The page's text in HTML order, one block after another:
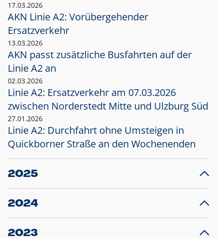
17.03.2026
AKN Linie A2: Vorübergehender
Ersatzverkehr
13.03.2026
AKN passt zusätzliche Busfahrten auf der
Linie A2 an
02.03.2026
Linie A2: Ersatzverkehr am 07.03.2026
zwischen Norderstedt Mitte und Ulzburg Süd
27.01.2026
Linie A2: Durchfahrt ohne Umsteigen in
Quickborner Straße an den Wochenenden
2025
23.12.2025
Projekt S5: Start der Bauarbeiten am
2024
10.12.2024
Großprojekt S5: Sperrung der Bahnstraße in
2023